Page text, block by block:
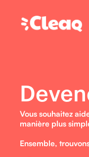
Vous souhaitez
manière plus
Ensemble,